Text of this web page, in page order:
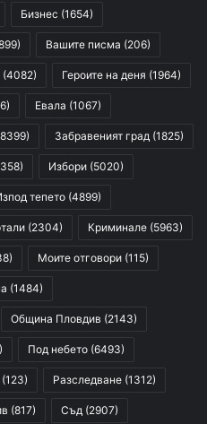
Бизнес (1654)
Вашите писма (206)
(4082) Героите на деня (1964)
Евала (1067)
Забравеният град (1825)
Избори (5020)
тепето (4899)
(2304) Криминале (5963)
Моите отговори (115)
(1484)
Община Пловдив (2143)
Под небето (6493)
(123) Разследване (1312)
(817) Съд (2907)